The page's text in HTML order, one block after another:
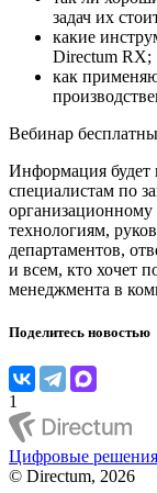
задач их
какие
Directum RX;
как
Вебинар
Информация будет
специалистам по
технологиям,
департаментов,
и всем, кто хочет
менеджмента в
Поделитесь новостью
1
Цифровые решения
© Directum, 2026